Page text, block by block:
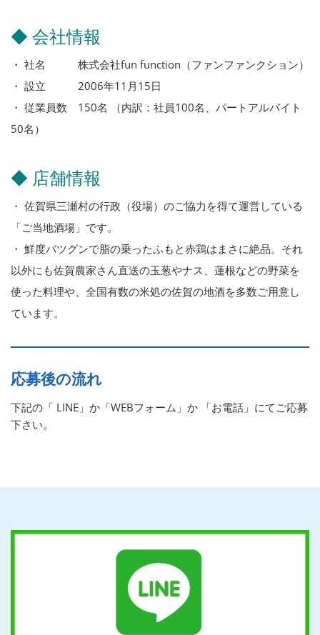
◆ 会社情報
・ 社名 株式会社fun function（ファンファンクション）
・ 設立 2006年11月15日
・ 従業員数 150名 （内訳：社員100名、パートアルバイト
50名）
◆ 店舗情報
・ 佐賀県三瀬村の行政（役場）のご協力を得て運営している
「ご当地酒場」です。
・ 鮮度バツグンで脂の乗ったふもと赤鶏はまさに絶品。それ
以外にも佐賀農家さん直送の玉葱やナス、蓮根などの野菜を
使った料理や、全国有数の米処の佐賀の地酒を多数ご用意し
ています。
応募後の流れ
下記の「 LINE」か「WEBフォーム」か 「お電話」にてご応募
下さい。